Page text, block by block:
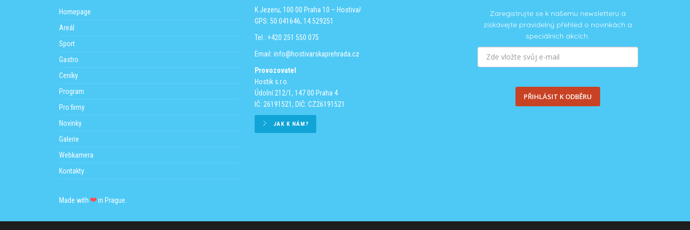
the support of leading Czech DJs. In addition, this year you can come to us EVERY FRIDAY!
unikátní line-up na každou jednotlivou akci za doprovodu živých nástrojů
plný těch nejoblíbenějších drinků včetně piva a drobného občerstvení
tématické dekorace doplněné západem slunce
Celý event funguje na bezhotovostním systému. Veškeré informace se dozvíte zde
Tixify RFID Event Solutions
Homepage
Areál
Sport
Gastro
Ceníky
Program
Pro firmy
Novinky
Galerie
Webkamera
Kontakty
Made with in Prague.
K Jezeru, 100 00 Praha 10 – Hostivař
GPS: 50.041646, 14.529251
Tel.: +420 251 550 075
Email:info@hostivarskaprehrada.cz
Provozovatel
Hostik s.r.o.
Údolní 212/1, 147 00 Praha 4
IČ: 26191521, DIČ: CZ26191521
JAK K NÁM?
Zaregistrujte se k našemu newsletteru a
získávejte pravidelný přehled o novinkách a
speciálních akcích.
PŘIHLÁSIT K ODBĚRU